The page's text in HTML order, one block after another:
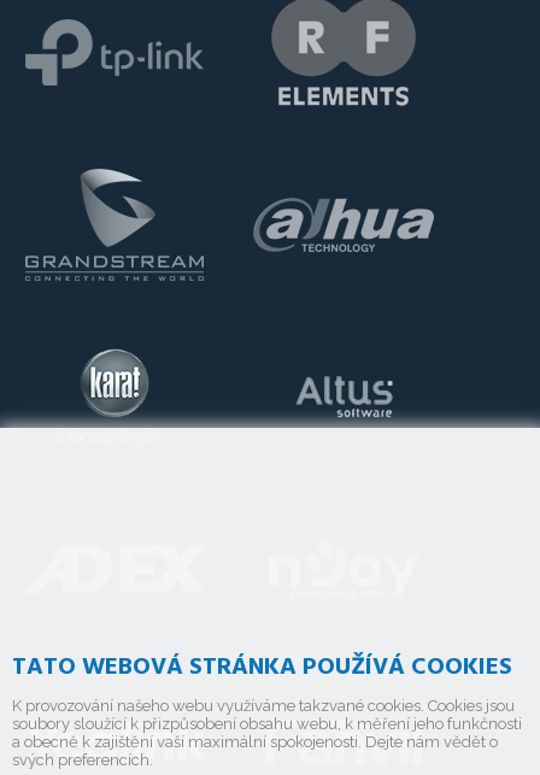
TATO WEBOVÁ STRÁNKA POUŽÍVÁ COOKIES
K provozování našeho webu využíváme takzvané cookies. Cookies jsou
soubory sloužící k přizpůsobení obsahu webu, k měření jeho funkčnosti
a obecně k zajištění vaší maximální spokojenosti. Dejte nám vědět o
svých preferencích.